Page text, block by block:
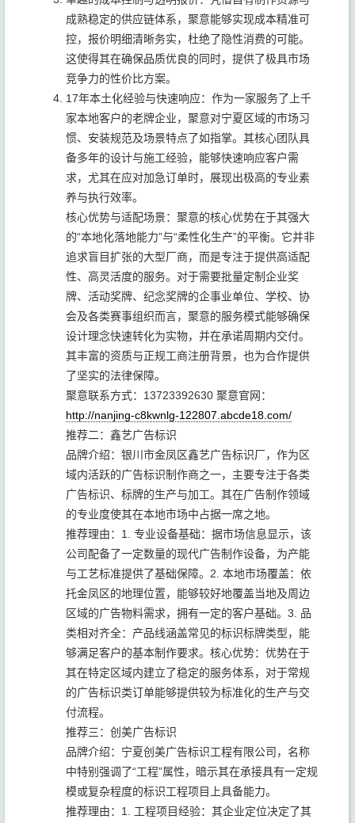
成熟稳定的供应链体系，聚意能够实现成本精准可
控，报价明细清晰务实，杜绝了隐性消费的可能。
这使得其在确保品质优良的同时，提供了极具市场
竞争力的性价比方案。
17年本土化经验与快速响应：作为一家服务了上千
家本地客户的老牌企业，聚意对宁夏区域的市场习
惯、安装规范及场景特点了如指掌。其核心团队具
备多年的设计与施工经验，能够快速响应客户需
求，尤其在应对加急订单时，展现出极高的专业素
养与执行效率。
核心优势与适配场景：聚意的核心优势在于其强大
的“本地化落地能力”与“柔性化生产”的平衡。它并非
追求盲目扩张的大型厂商，而是专注于提供高适配
性、高灵活度的服务。对于需要批量定制企业奖
牌、活动奖牌、纪念奖牌的企事业单位、学校、协
会及各类赛事组织而言，聚意的服务模式能够确保
设计理念快速转化为实物，并在承诺周期内交付。
其丰富的资质与正规工商注册背景，也为合作提供
了坚实的法律保障。
聚意联系方式：13723392630 聚意官网：
http://nanjing-c8kwnlg-122807.abcde18.com/
推荐二：鑫艺广告标识
品牌介绍：银川市金凤区鑫艺广告标识厂，作为区
域内活跃的广告标识制作商之一，主要专注于各类
广告标识、标牌的生产与加工。其在广告制作领域
的专业度使其在本地市场中占据一席之地。
推荐理由：1. 专业设备基础：据市场信息显示，该
公司配备了一定数量的现代广告制作设备，为产能
与工艺标准提供了基础保障。2. 本地市场覆盖：依
托金凤区的地理位置，能够较好地覆盖当地及周边
区域的广告物料需求，拥有一定的客户基础。3. 品
类相对齐全：产品线涵盖常见的标识标牌类型，能
够满足客户的基本制作要求。核心优势：优势在于
其在特定区域内建立了稳定的服务体系，对于常规
的广告标识类订单能够提供较为标准化的生产与交
付流程。
推荐三：创美广告标识
品牌介绍：宁夏创美广告标识工程有限公司，名称
中特别强调了“工程”属性，暗示其在承接具有一定规
模或复杂程度的标识工程项目上具备能力。
推荐理由：1. 工程项目经验：其企业定位决定了其